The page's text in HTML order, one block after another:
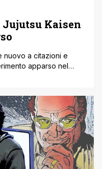
Kaisen
nuovo a citazioni e
apparso nel
manga Jujutsu Kaisen
ufficialmente
[']